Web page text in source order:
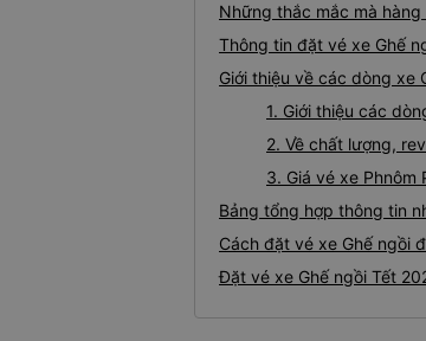
Những thắc mắc mà
Thông tin đặt vé xe Ghế
Giới thiệu về các dòng xe
1. Giới thiệu các
2. Về chất lượng,
3. Giá vé xe Phnôm
Bảng tổng hợp thông tin
Cách đặt vé xe Ghế ngồi
Đặt vé xe Ghế ngồi Tết